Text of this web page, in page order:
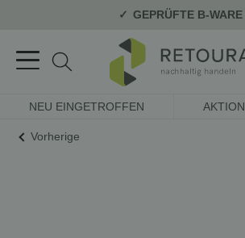
GEPRÜFTE B-WARE
NEU EINGETROFFEN AKTION
Vorherige